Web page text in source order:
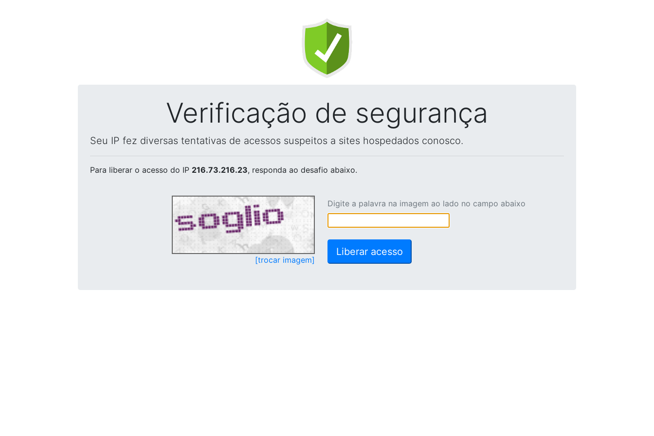
Verificação de segurança
Seu IP fez diversas tentativas de acessos suspeitos a sites hospedados conosco.
Para liberar o acesso do IP 216.73.216.23, responda ao desafio abaixo.
[trocar imagem]
Digite a palavra na imagem ao lado no campo abaixo